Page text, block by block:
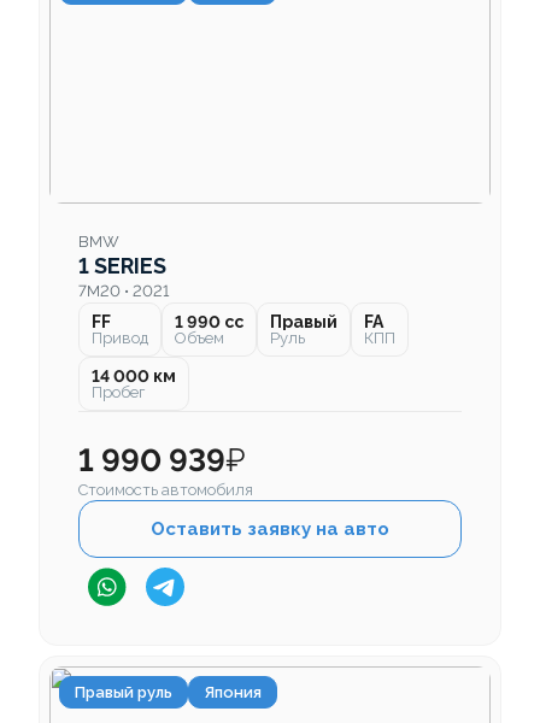
BMW
1 SERIES
7M20 • 2021
FF
Привод
1 990 cc
Объем
Правый
Руль
FA
КПП
14 000 км
Пробег
1 990 939₽
Стоимость автомобиля
Оставить заявку на авто
Правый руль Япония